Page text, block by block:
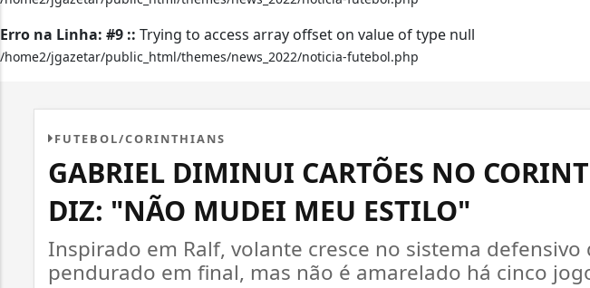
Erro na Linha: #9 :: Trying to access array offset on value of type null
/home2/jgazetar/public_html/themes/news_2022/noticia-futebol.php
FUTEBOL/CORINTHIANS
GABRIEL DIMINUI CARTÕES NO
DIZ: "NÃO MUDEI MEU ESTILO"
Inspirado em Ralf, volante cresce no sistema defensivo
pendurado em final, mas não é amarelado há cinco